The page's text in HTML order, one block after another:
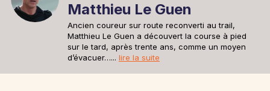
Matthieu Le Guen
Ancien coureur sur route reconverti au trail,
Matthieu Le Guen a découvert la course à pied
sur le tard, après trente ans, comme un moyen
d’évacuer…... lire la suite